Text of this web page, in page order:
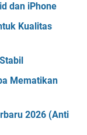
dan iPhone
Kualitas
Mematikan
2026 (Anti